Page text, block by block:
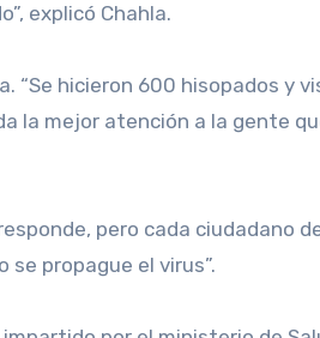
explicó Chahla.
hicieron 600 hisopados y
la mejor atención a la gente
pero cada ciudadano
propague el virus”.